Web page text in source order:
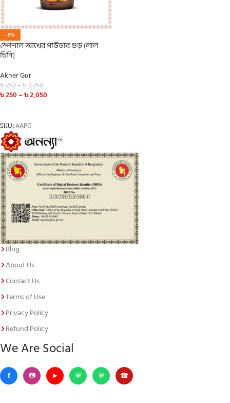
-9%
স্পেশাল আখের পাউডার গুড় (লাল
চিনি)
Akher Gur
৳250–৳2,250
৳250–৳2,050
SKU:AAPG
Blog
About Us
Contact Us
Terms of Use
Privacy Policy
Refund Policy
We Are Social